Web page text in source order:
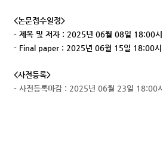
<논문접수일정>
- 제목 및 저자 : 2025년 06월 08일 18:00시
- Final paper : 2025년 06월 15일 18:00시
<사전등록>
- 사전등록마감 : 2025년 06월 23일 18:00시